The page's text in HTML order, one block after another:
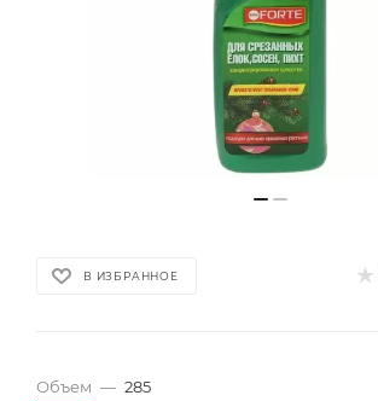
В ИЗБРАННОЕ
Объем — 285